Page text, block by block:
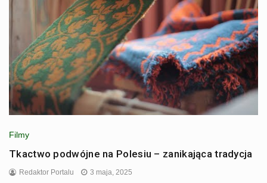
Filmy
Tkactwo podwójne na Polesiu – zanikająca tradycja
Redaktor Portalu 3 maja, 2025